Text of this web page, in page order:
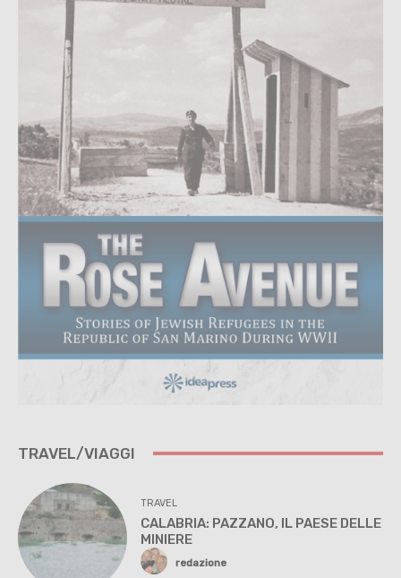
TRAVEL/VIAGGI
TRAVEL
CALABRIA: PAZZANO, IL PAESE DELLE
MINIERE
redazione